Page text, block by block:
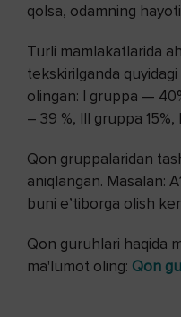
qolsa, odamning
Turli mamlakatlarida
tekskirilganda
olingan: I gruppa —
– 39 %, III gruppa
Qon gruppalaridan
aniqlangan. Masalan:
buni e’tiborga olish
Qon guruhlari haqida
ma'lumot oling: Qon